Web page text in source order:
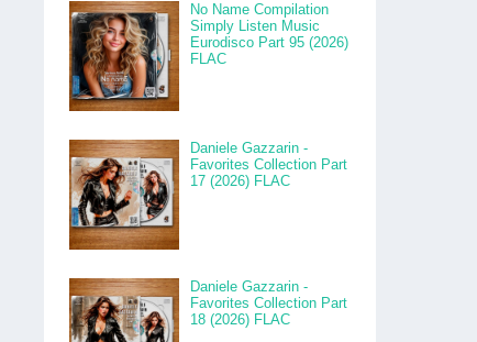
No Name Compilation
Simply Listen Music
Eurodisco Part 95 (2026)
FLAC
Daniele Gazzarin -
Favorites Collection Part
17 (2026) FLAC
Daniele Gazzarin -
Favorites Collection Part
18 (2026) FLAC